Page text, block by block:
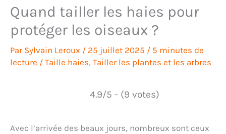
Quand tailler les haies pour
protéger les oiseaux ?
Par Sylvain Leroux / 25 juillet 2025 / 5 minutes de
lecture / Taille haies, Tailler les plantes et les arbres
4.9/5 - (9 votes)
Avec l’arrivée des beaux jours, nombreux sont ceux